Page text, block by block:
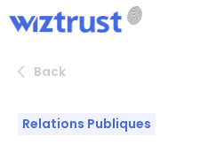
Back
Relations Publiques